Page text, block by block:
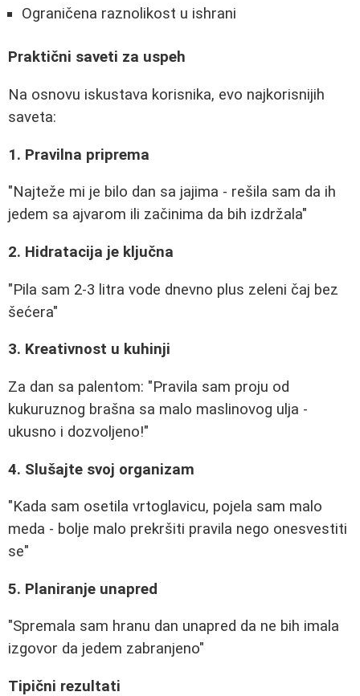
Ograničena raznolikost u ishrani
Praktični saveti za uspeh
Na osnovu iskustava korisnika, evo najkorisnijih
saveta:
1. Pravilna priprema
"Najteže mi je bilo dan sa jajima - rešila sam da ih
jedem sa ajvarom ili začinima da bih izdržala"
2. Hidratacija je ključna
"Pila sam 2-3 litra vode dnevno plus zeleni čaj bez
šećera"
3. Kreativnost u kuhinji
Za dan sa palentom: "Pravila sam proju od
kukuruznog brašna sa malo maslinovog ulja -
ukusno i dozvoljeno!"
4. Slušajte svoj organizam
"Kada sam osetila vrtoglavicu, pojela sam malo
meda - bolje malo prekršiti pravila nego onesvestiti
se"
5. Planiranje unapred
"Spremala sam hranu dan unapred da ne bih imala
izgovor da jedem zabranjeno"
Tipični rezultati